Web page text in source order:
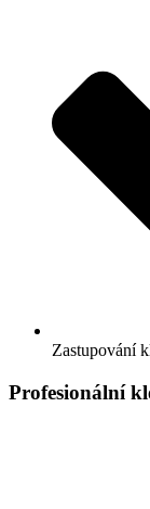
Zastupování
Profesionální